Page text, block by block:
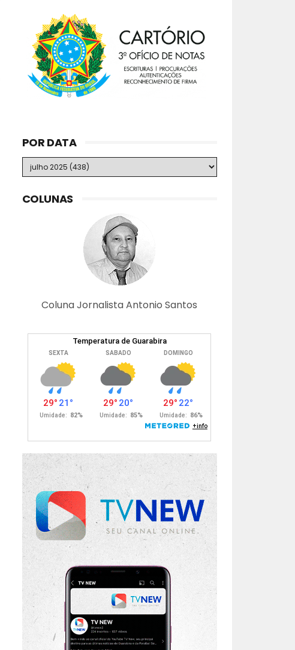
POR DATA
COLUNAS
Coluna Jornalista Antonio Santos